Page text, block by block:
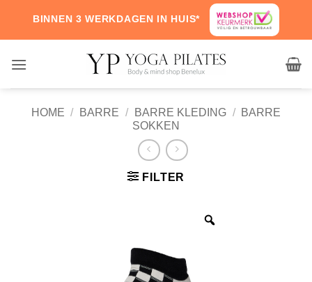
content
BINNEN 3 WERKDAGEN IN HUIS*
HOME / BARRE / BARRE KLEDING /
BARRE
SOKKEN
FILTER